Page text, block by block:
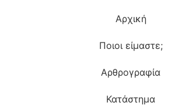
Αρχική
Ποιοι είμαστε;
Αρθρογραφία
Κατάστημα